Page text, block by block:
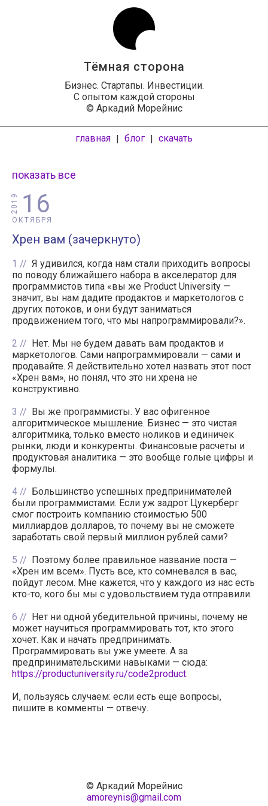
Тёмная сторона
Бизнес. Стартапы. Инвестиции.
С опытом каждой стороны
© Аркадий Морейнис
главная | блог | скачать
показать все
16
ОКТЯБРЯ
2019
Хрен вам (зачеркнуто)
1
Я удивился, когда нам стали приходить вопросы
по поводу ближайшего набора в акселератор для
программистов типа «вы же Product University —
значит, вы нам дадите продактов и маркетологов с
других потоков, и они будут заниматься
продвижением того, что мы напрограммировали?».
2
Нет. Мы не будем давать вам продактов и
маркетологов. Сами напрограммировали — сами и
продавайте. Я действительно хотел назвать этот пост
«Хрен вам», но понял, что это ни хрена не
конструктивно.
3
Вы же программисты. У вас офигенное
алгоритмическое мышление. Бизнес — это чистая
алгоритмика, только вместо ноликов и единичек
рынки, люди и конкуренты. Финансовые расчеты и
продуктовая аналитика — это вообще голые цифры и
формулы.
4
Большинство успешных предпринимателей
были программистами. Если уж задрот Цукерберг
смог построить компанию стоимостью 500
миллиардов долларов, то почему вы не сможете
заработать свой первый миллион рублей сами?
5
Поэтому более правильное название поста —
«Хрен им всем». Пусть все, кто сомневался в вас,
пойдут лесом. Мне кажется, что у каждого из нас есть
кто-то, кого бы мы с удовольствием туда отправили.
6
Нет ни одной убедительной причины, почему не
может научиться программировать тот, кто этого
хочет. Как и начать предпринимать.
Программировать вы уже умеете. А за
предпринимательскими навыками — сюда:
https://productuniversity.ru/code2product.
И, пользуясь случаем: если есть еще вопросы,
пишите в комменты — отвечу.
© Аркадий Морейнис
amoreynis@gmail.com